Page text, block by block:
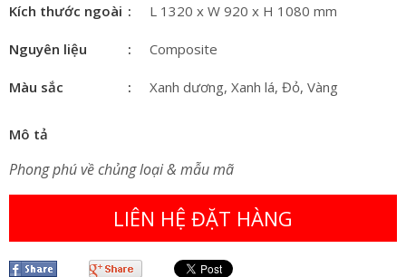
Kích thước ngoài L 1320 x W 920 x H 1080 mm
Nguyên liệu Composite
Màu sắc Xanh dương, Xanh lá, Đỏ, Vàng
Mô tả
Phong phú về chủng loại & mẫu mã
LIÊN HỆ ĐẶT HÀNG